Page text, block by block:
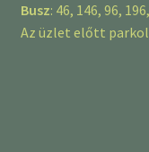
Busz: 46, 146, 96,
Az üzlet előtt